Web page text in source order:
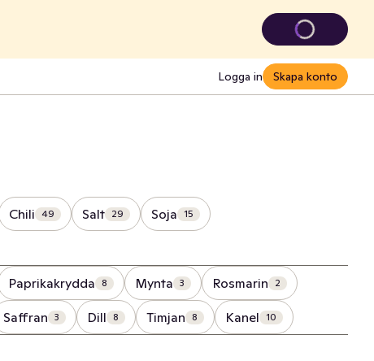
Logga in Skapa konto
Chili 49 Salt 29 Soja 15
Paprikakrydda 8 Mynta 3 Rosmarin 2
Saffran 3 Dill 8 Timjan 8 Kanel 10